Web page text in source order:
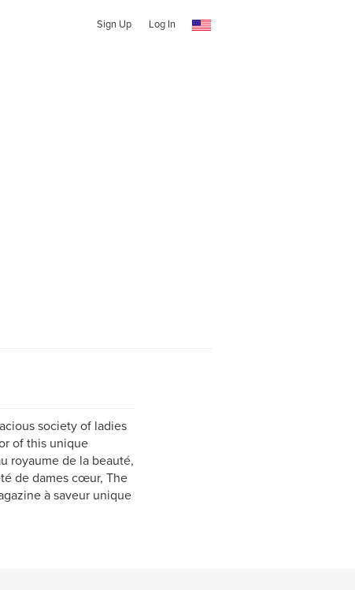
Sign Up Log In
society of ladies
of this unique
royaume de la beauté,
de dames cœur, The
à saveur unique